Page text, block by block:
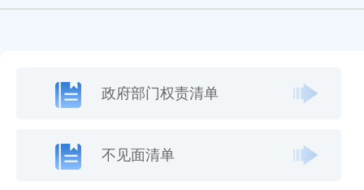
政府部门权责清单
不见面清单